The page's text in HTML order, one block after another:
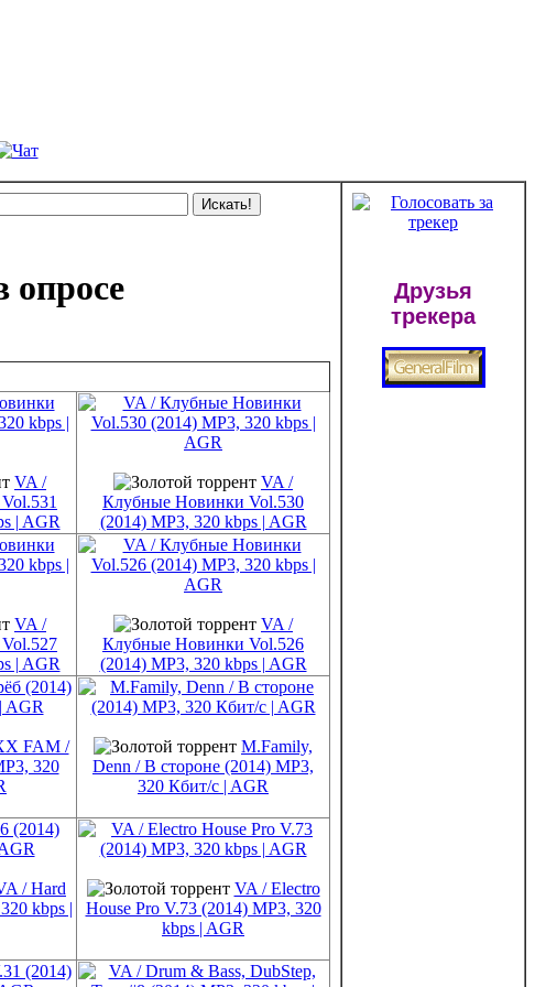
опросе
VA /
| AGR
VA /
Клубные Новинки Vol.530
(2014) MP3, 320 kbps | AGR
VA /
| AGR
VA /
Клубные Новинки Vol.526
(2014) MP3, 320 kbps | AGR
FAM /
320
M.Family,
Denn / В стороне (2014) MP3,
320 Кбит/c | AGR
/ Hard
kbps |
VA / Electro
House Pro V.73 (2014) MP3, 320
kbps | AGR
Друзья
трекера